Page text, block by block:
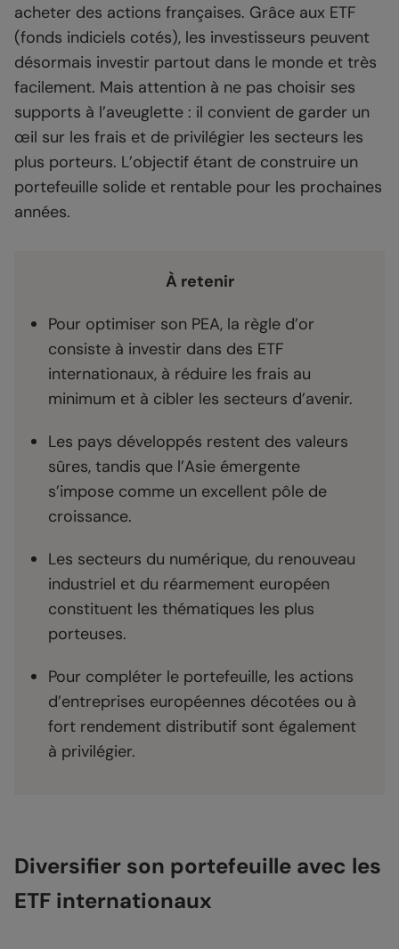
acheter des actions françaises. Grâce aux ETF
(fonds indiciels cotés), les investisseurs peuvent
désormais investir partout dans le monde et très
facilement. Mais attention à ne pas choisir ses
supports à l’aveuglette : il convient de garder un
œil sur les frais et de privilégier les secteurs les
plus porteurs. L’objectif étant de construire un
portefeuille solide et rentable pour les prochaines
années.
À retenir
Pour optimiser son PEA, la règle d’or
consiste à investir dans des ETF
internationaux, à réduire les frais au
minimum et à cibler les secteurs d’avenir.
Les pays développés restent des valeurs
sûres, tandis que l’Asie émergente
s’impose comme un excellent pôle de
croissance.
Les secteurs du numérique, du renouveau
industriel et du réarmement européen
constituent les thématiques les plus
porteuses.
Pour compléter le portefeuille, les actions
d’entreprises européennes décotées ou à
fort rendement distributif sont également
à privilégier.
Diversifier son portefeuille avec les
ETF internationaux